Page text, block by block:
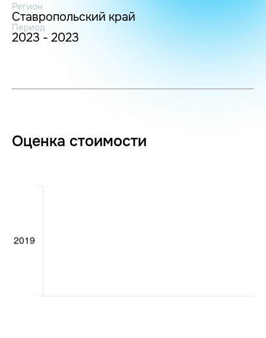
Регион
Ставропольский край
Период
2023 - 2023
Оценка стоимости